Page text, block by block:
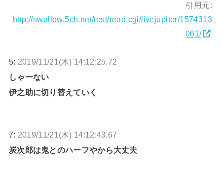
引用元:
http://swallow.5ch.net/test/read.cgi/livejupiter/1574313
061/
5: 2019/11/21(木) 14:12:25.72
しゃーない
伊之助に切り替えていく
7: 2019/11/21(木) 14:12:43.67
炭次郎は鬼とのハーフやから大丈夫